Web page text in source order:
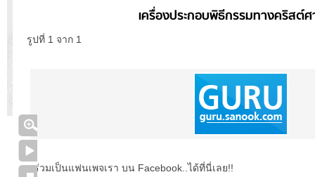
เครื่องประกอบพิธีกรรมทางคริสต์
รูปที่ 1 จาก 1
ร่วมเป็นแฟนเพจเรา บน Facebook..ได้ที่นี่เลย!!